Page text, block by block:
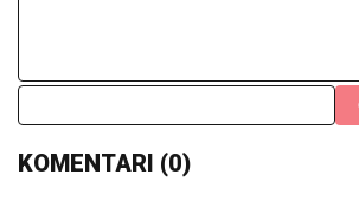
KOMENTARI (0)